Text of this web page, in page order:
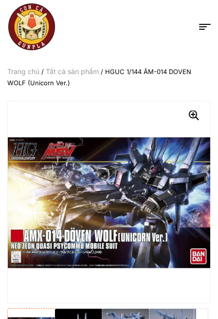
Trang chủ / Tất cả sản phẩm / HGUC 1/144 ÃM-014 DOVEN
WOLF (Unicorn Ver.)